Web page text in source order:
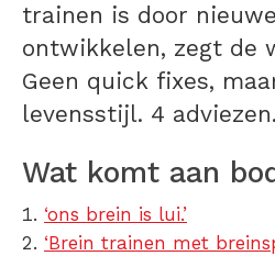
trainen is door
ontwikkelen, zegt de
Geen quick fixes,
levensstijl. 4 adviezen.
Wat komt aan
‘ons brein is lui.’
‘Brein trainen met